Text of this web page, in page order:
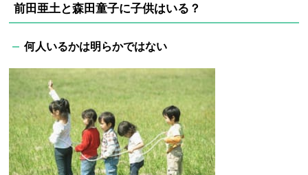
前田亜土と森田童子に子供はいる？
何人いるかは明らかではない